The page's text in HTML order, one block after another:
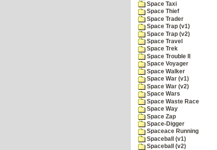
Space Taxi
Space Thief
Space Trader
Space Trap (v1)
Space Trap (v2)
Space Travel
Space Trek
Space Trouble II
Space Voyager
Space Walker
Space War (v1)
Space War (v2)
Space Wars
Space Waste Race
Space Way
Space Zap
Space-Digger
Spaceace Running
Spaceball (v1)
Spaceball (v2)